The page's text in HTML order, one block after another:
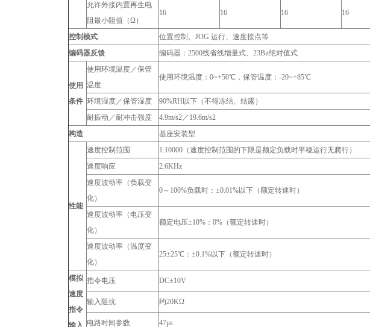
允许外接内置再生电
阻最小阻值（Ω）
16 16 16 16
控制模式
位置控制、JOG 运行、速度接点等
编码器反馈
编码器：2500线省线增量式、23Bit绝对值式
使用
条件
使用环境温度／保管
温度
使用环境温度：0~+50℃，保管温度：-20~+85℃
环境湿度／保管湿度
90%RH以下（不得冻结、结露）
耐振动／耐冲击强度
4.9m/s2／19.6m/s2
构造
基座安装型
性能
速度控制范围
1:10000（速度控制范围的下限是额定负载时平稳运行无爬行）
速度响应
2.6KHz
速度波动率（负载变
化）
0～100%负载时：±0.01%以下（额定转速时）
速度波动率（电压变
化）
额定电压±10%：0%（额定转速时）
速度波动率（温度变
化）
25±25℃：±0.1%以下（额定转速时）
模拟
速度
指令
输入
指令电压 DC±10V
输入阻抗 约20KΩ
电路时间参数 47μs